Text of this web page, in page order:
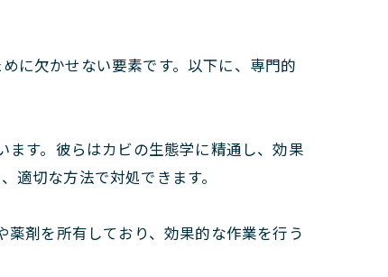
に欠かせない要素です。以下に、専門的
す。彼らはカビの生態学に精通し、効果
切な方法で対処できます。
剤を所有しており、効果的な作業を行う